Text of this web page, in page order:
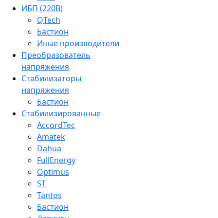
ИБП (220В)
QTech
Бастион
Иные производители
Преобразователь
напряжения
Стабилизаторы
напряжения
Бастион
Стабилизированные
AccordTec
Amatek
Dahua
FullEnergy
Optimus
ST
Tantos
Бастион